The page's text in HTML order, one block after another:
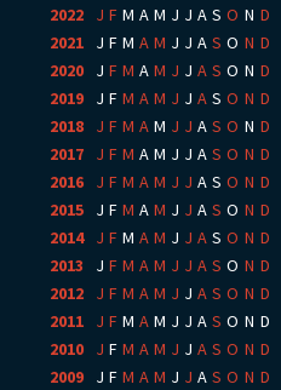
2022
J F M A M J J A S O N D
2021
J F M A M J J A S O N D
2020
J F M A M J J A S O N D
2019
J F M A M J J A S O N D
2018
J F M A M J J A S O N D
2017
J F M A M J J A S O N D
2016
J F M A M J J A S O N D
2015
J F M A M J J A S O N D
2014: J F M A M J J A S O N D
2013
J F M A M J J A S O N D
2012
J F M A M J J A S O N D
2011
J F M A M J J A S O N D
2010
J F M A M J J A S O N D
2009
J F M A M J J A S O N D